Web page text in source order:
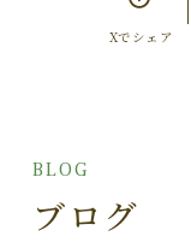
Xでシェア
BLOG
ブログ